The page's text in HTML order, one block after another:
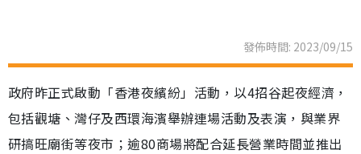
發佈時間: 2023/09/15
政府昨正式啟動「香港夜繽紛」活動，以4招谷起夜經濟，
包括觀塘、灣仔及西環海濱舉辦連場活動及表演，與業界
研搞旺廟街等夜市；逾80商場將配合延長營業時間並推出